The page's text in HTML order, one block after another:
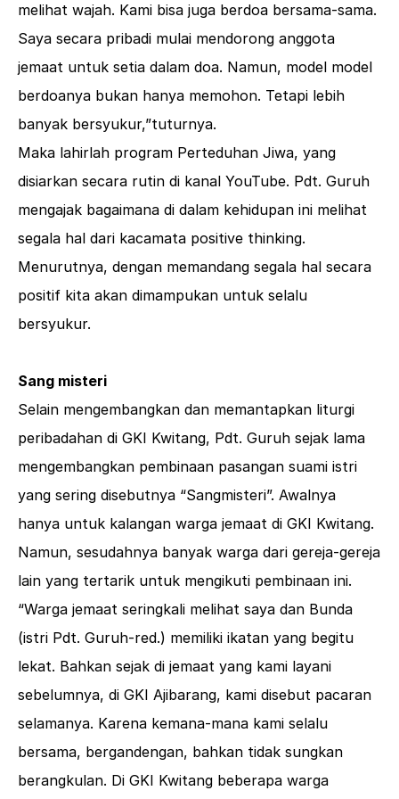
melihat wajah. Kami bisa juga berdoa bersama-sama.
Saya secara pribadi mulai mendorong anggota
jemaat untuk setia dalam doa. Namun, model model
berdoanya bukan hanya memohon. Tetapi lebih
banyak bersyukur,”tuturnya.
Maka lahirlah program Perteduhan Jiwa, yang
disiarkan secara rutin di kanal YouTube. Pdt. Guruh
mengajak bagaimana di dalam kehidupan ini melihat
segala hal dari kacamata positive thinking.
Menurutnya, dengan memandang segala hal secara
positif kita akan dimampukan untuk selalu
bersyukur.
Sang misteri
Selain mengembangkan dan memantapkan liturgi
peribadahan di GKI Kwitang, Pdt. Guruh sejak lama
mengembangkan pembinaan pasangan suami istri
yang sering disebutnya “Sangmisteri”. Awalnya
hanya untuk kalangan warga jemaat di GKI Kwitang.
Namun, sesudahnya banyak warga dari gereja-gereja
lain yang tertarik untuk mengikuti pembinaan ini.
“Warga jemaat seringkali melihat saya dan Bunda
(istri Pdt. Guruh-red.) memiliki ikatan yang begitu
lekat. Bahkan sejak di jemaat yang kami layani
sebelumnya, di GKI Ajibarang, kami disebut pacaran
selamanya. Karena kemana-mana kami selalu
bersama, bergandengan, bahkan tidak sungkan
berangkulan. Di GKI Kwitang beberapa warga